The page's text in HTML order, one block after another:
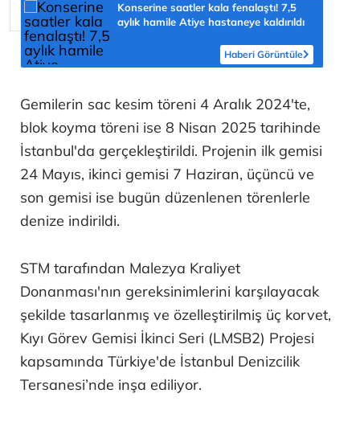
Konserine saatler kala fenalaştı! 7,5
aylık hamile Atiye hastaneye kaldırıldı
Haberi Görüntüle
Gemilerin sac kesim töreni 4 Aralık 2024'te,
blok koyma töreni ise 8 Nisan 2025 tarihinde
İstanbul'da gerçekleştirildi. Projenin ilk gemisi
24 Mayıs, ikinci gemisi 7 Haziran, üçüncü ve
son gemisi ise bugün düzenlenen törenlerle
denize indirildi.
STM tarafından Malezya Kraliyet
Donanması'nın gereksinimlerini karşılayacak
şekilde tasarlanmış ve özelleştirilmiş üç korvet,
Kıyı Görev Gemisi İkinci Seri (LMSB2) Projesi
kapsamında Türkiye'de İstanbul Denizcilik
Tersanesi’nde inşa ediliyor.